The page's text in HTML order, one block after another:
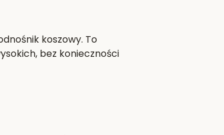
koszowy. To
bez konieczności